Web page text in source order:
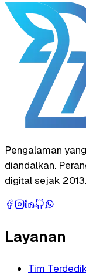
Pengalaman
diandalkan.
digital sejak 2013.
Layanan
Tim